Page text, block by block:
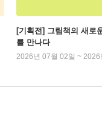
[기획전] 그림책의 새로
를 만나다
2026년 07월 02일 ~ 2026